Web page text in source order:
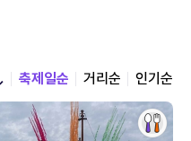
축제일순 거리순 인기순